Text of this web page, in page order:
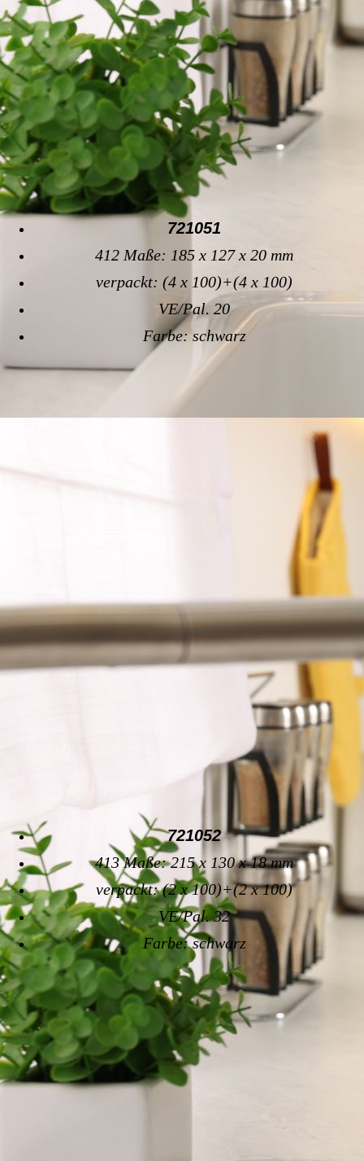
721051
412 Maße: 185 x 127 x 20 mm
verpackt: (4 x 100)+(4 x 100)
VE/Pal. 20
Farbe: schwarz
721052
413 Maße: 215 x 130 x 18 mm
verpackt: (2 x 100)+(2 x 100)
VE/Pal. 32
Farbe: schwarz